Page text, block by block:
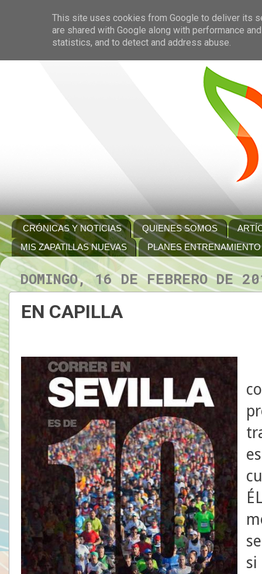
CRÓNICAS Y NOTICIAS QUIENES SOMOS
MIS ZAPATILLAS NUEVAS
PLANES ENTRENAMIENTO
DOMINGO, 16 DE FEBRERO DE
EN CAPILLA
si
This site uses cookies from Google to deliver its
are shared with Google along with performance
statistics, and to detect and address abuse.